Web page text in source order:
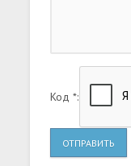
Код *:
ОТПРАВИТЬ